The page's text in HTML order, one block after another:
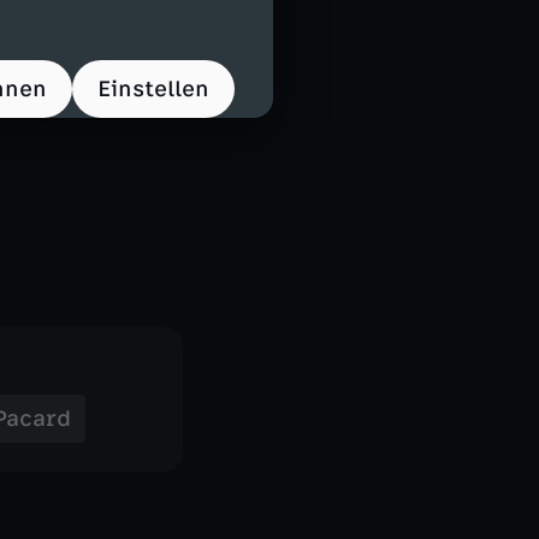
Einstellen